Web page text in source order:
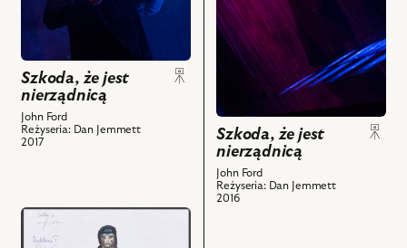
Łoś
–
Richardetto
powiązanych
z
nim
obiektów
nim
obiektów
Szkoda, że jest
nierządnicą
John Ford
Reżyseria: Dan Jemmett
2017
Na
zdjęciu:
Ewa
Makomaska
Hipolita
i
powiązanych
z
nim
Szkoda, że jest
nierządnicą
John Ford
Reżyseria: Dan Jemmett
2016
przejdź
do